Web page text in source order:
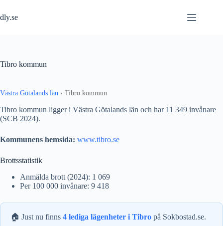
till
innehåll
dly.se
Tibro kommun
Västra Götalands län › Tibro kommun
Tibro kommun ligger i Västra Götalands län och har 11 349 invånare
(SCB 2024).
Kommunens hemsida: www.tibro.se
Brottsstatistik
Anmälda brott (2024): 1 069
Per 100 000 invånare: 9 418
🏠 Just nu finns 4 lediga lägenheter i Tibro på Sokbostad.se.